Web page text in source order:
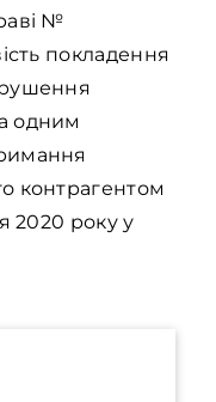
№
покладення
одним
контрагентом
2020 року у